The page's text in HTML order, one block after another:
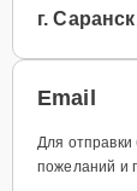
г.
Email
Для
пожеланий и